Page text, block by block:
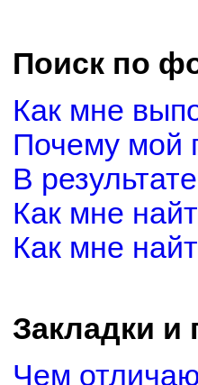
Поиск по
Как мне
Почему мой
В
Как мне
Как мне
Закладки и
Чем